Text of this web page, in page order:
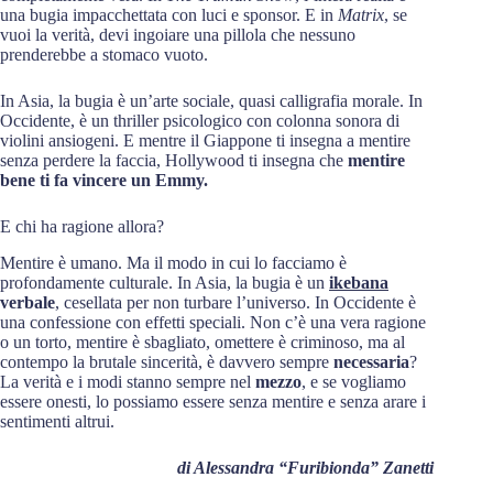
una bugia impacchettata con luci e sponsor. E in Matrix, se
vuoi la verità, devi ingoiare una pillola che nessuno
prenderebbe a stomaco vuoto.
In Asia, la bugia è un’arte sociale, quasi calligrafia morale. In
Occidente, è un thriller psicologico con colonna sonora di
violini ansiogeni. E mentre il Giappone ti insegna a mentire
senza perdere la faccia, Hollywood ti insegna che mentire
bene ti fa vincere un Emmy.
E chi ha ragione allora?
Mentire è umano. Ma il modo in cui lo facciamo è
profondamente culturale. In Asia, la bugia è un ikebana
verbale, cesellata per non turbare l’universo. In Occidente è
una confessione con effetti speciali. Non c’è una vera ragione
o un torto, mentire è sbagliato, omettere è criminoso, ma al
contempo la brutale sincerità, è davvero sempre necessaria?
La verità e i modi stanno sempre nel mezzo, e se vogliamo
essere onesti, lo possiamo essere senza mentire e senza arare i
sentimenti altrui.
di Alessandra “Furibionda” Zanetti